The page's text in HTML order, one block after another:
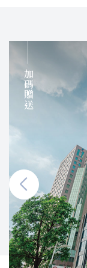
加碼贈送